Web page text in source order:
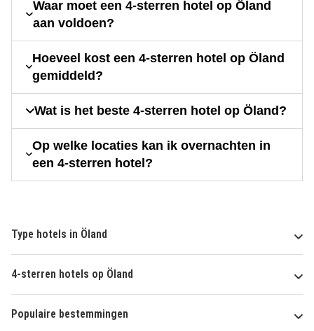
Waar moet een 4-sterren hotel op Öland
aan voldoen?
Hoeveel kost een 4-sterren hotel op Öland
gemiddeld?
Wat is het beste 4-sterren hotel op Öland?
Op welke locaties kan ik overnachten in
een 4-sterren hotel?
Type hotels in Öland
4-sterren hotels op Öland
Populaire bestemmingen